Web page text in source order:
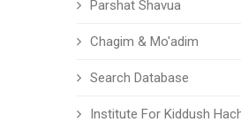
Parshat Shavua
Chagim & Mo'adim
Search Database
Institute For Kiddush